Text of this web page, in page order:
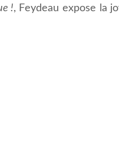
!, Feydeau expose la